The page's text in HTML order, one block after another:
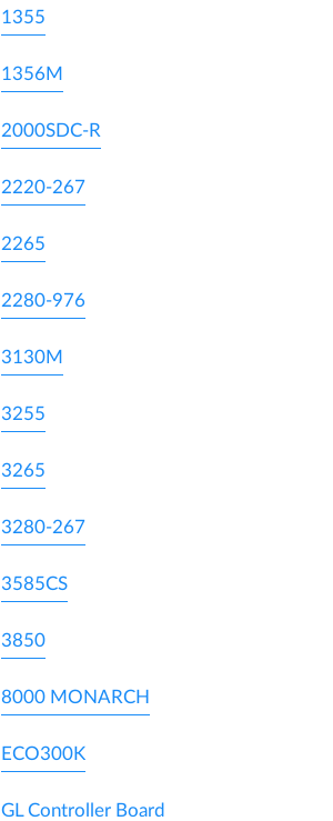
1355
1356M
2000SDC-R
2220-267
2265
2280-976
3130M
3255
3265
3280-267
3585CS
3850
8000 MONARCH
ECO300K
GL Controller Board